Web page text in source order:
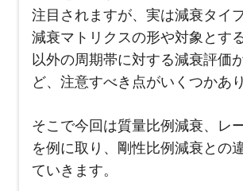
注目されますが、実は減衰タイ
減衰マトリクスの形や対象とす
以外の周期帯に対する減衰評価
ど、注意すべき点がいくつかあ
そこで今回は質量比例減衰、レ
を例に取り、剛性比例減衰との
ていきます。